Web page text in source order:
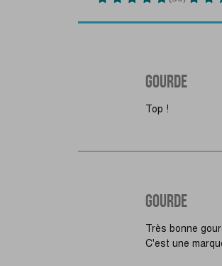
GOURDE
Top !
GOURDE
Très bonne
C'est une